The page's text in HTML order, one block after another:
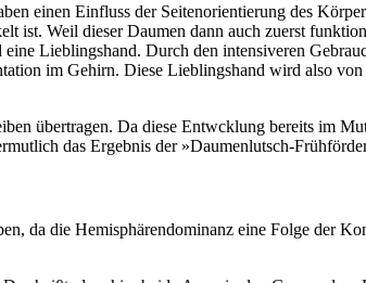
einen Einfluss der Seitenorientierung des
ist. Weil dieser Daumen dann auch zuerst
Lieblingshand. Durch den intensiveren
im Gehirn. Diese Lieblingshand wird also
übertragen. Da diese Entwcklung bereits im
das Ergebnis der »Daumenlutsch-
da die Hemisphärendominanz eine Folge der